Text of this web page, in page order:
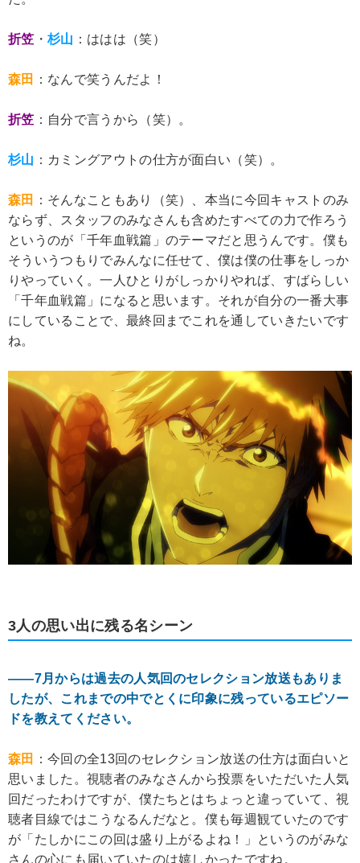
折笠 ・ 杉山 ：ははは（笑）
森田 ：なんで笑うんだよ！
折笠 ：自分で言うから（笑）。
杉山 ：カミングアウトの仕方が面白い（笑）。
森田
：そんなこともあり（笑）、本当に今回キャストのみ
ならず、スタッフのみなさんも含めたすべての力で作ろう
というのが「千年血戦篇」のテーマだと思うんです。僕も
そういうつもりでみんなに任せて、僕は僕の仕事をしっか
りやっていく。一人ひとりがしっかりやれば、すばらしい
「千年血戦篇」になると思います。それが自分の一番大事
にしていることで、最終回までこれを通していきたいです
ね。
3人の思い出に残る名シーン
――7月からは過去の人気回のセレクション放送もありま
したが、これまでの中でとくに印象に残っているエピソー
ドを教えてください。
森田
：今回の全13回のセレクション放送の仕方は面白いと
思いました。視聴者のみなさんから投票をいただいた人気
回だったわけですが、僕たちとはちょっと違っていて、視
聴者目線ではこうなるんだなと。僕も毎週観ていたのです
が「たしかにこの回は盛り上がるよね！」というのがみな
さんの心にも届いていたのは嬉しかったですね。